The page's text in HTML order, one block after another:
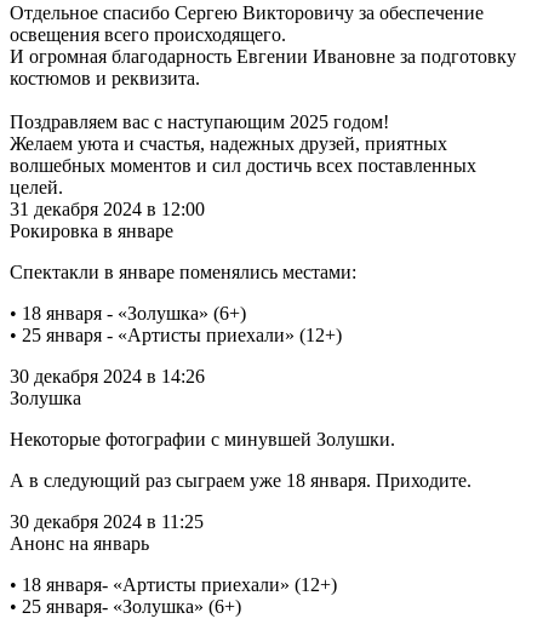
Отдельное спасибо Сергею Викторовичу за обеспечение
освещения всего происходящего.
И огромная благодарность Евгении Ивановне за подготовку
костюмов и реквизита.
Поздравляем вас с наступающим 2025 годом!
Желаем уюта и счастья, надежных друзей, приятных
волшебных моментов и сил достичь всех поставленных
целей.
31 декабря 2024 в 12:00
Рокировка в январе
Спектакли в январе поменялись местами:
• 18 января - «Золушка» (6+)
• 25 января - «Артисты приехали» (12+)
30 декабря 2024 в 14:26
Золушка
Некоторые фотографии с минувшей Золушки.
А в следующий раз сыграем уже 18 января. Приходите.
30 декабря 2024 в 11:25
Анонс на январь
• 18 января- «Артисты приехали» (12+)
• 25 января- «Золушка» (6+)